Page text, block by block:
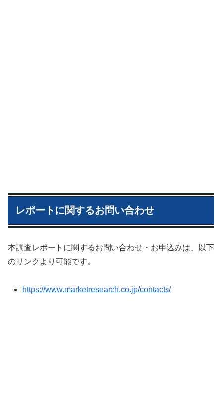
レポートに関するお問い合わせ
本調査レポートに関するお問い合わせ・お申込みは、以下
のリンクより可能です。
https://www.marketresearch.co.jp/contacts/